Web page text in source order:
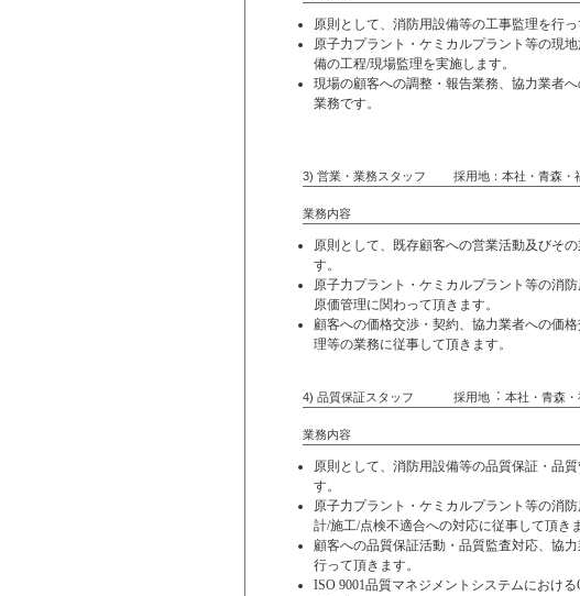
原則として、消防用設備等の工事監理を行っ
原子力プラント・ケミカルプラント等の現
備の工程/現場監理を実施します。
現場の顧客への調整・報告業務、協力業者
業務です。
3) 営業・業務スタッフ 採
業務内容
原則として、既存顧客への営業活動及びそ
す。
原子力プラント・ケミカルプラント等の消
原価管理に関わって頂きます。
顧客への価格交渉・契約、協力業者への価
理等の業務に従事して頂きます。
4) 品質保証スタッフ 採用地
業務内容
原則として、消防用設備等の品質保証・品
す。
原子力プラント・ケミカルプラント等の消
計/施工/点検不適合への対応に従事して頂き
顧客への品質保証活動・品質監査対応、協
行って頂きます。
ISO 9001品質マネジメントシステムにおけ